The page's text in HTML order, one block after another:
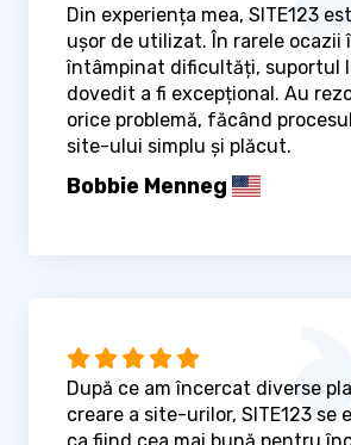
Din experiența mea, SITE123
ușor de utilizat. În rarele ocazii
întâmpinat dificultăți, suportul
dovedit a fi excepțional. Au
orice problemă, făcând
site-ului simplu și plăcut.
Bobbie Menneg
După ce am încercat diverse
creare a site-urilor, SITE123 se